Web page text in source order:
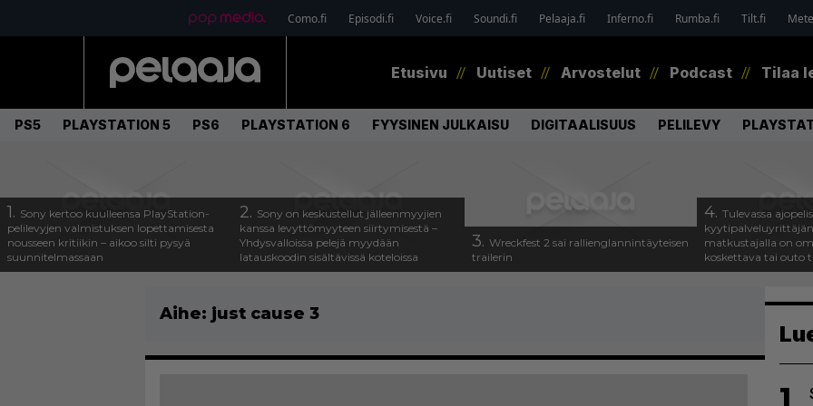
Como.fi Episodi.fi Voice.fi Soundi.fi Pelaaja.fi Inferno.fi Rumba.fi Tilt.fi
Etusivu Uutiset Arvostelut Podcast Tilaa
PS5 PLAYSTATION 5 PS6 PLAYSTATION 6 FYYSINEN JULKAISU DIGITAALISUUS PELILEVY
1. Sony kertoo kuulleensa PlayStation-
pelilevyjen valmistuksen lopettamisesta
nousseen kritiikin – aikoo silti pysyä
suunnitelmassaan
2. Sony on keskustellut jälleenmyyjien
kanssa levyttömyyteen siirtymisestä –
Yhdysvalloissa pelejä myydään
latauskoodin sisältävissä koteloissa
3. Wreckfest 2 sai rallienglannintäyteisen
trailerin
4. Tulevassa
kyytipalveluyrittäjän
matkustajalla on
koskettava tai outo
Aihe: just cause 3
1